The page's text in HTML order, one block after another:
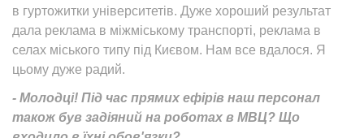
в гуртожитки університетів. Дуже хороший результат
дала реклама в міжміському транспорті, реклама в
селах міського типу під Києвом. Нам все вдалося. Я
цьому дуже радий.
- Молодці! Під час прямих ефірів наш персонал
також був задіяний на роботах в МВЦ? Що